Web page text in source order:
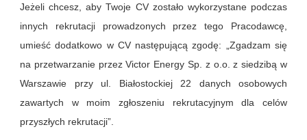
Jeżeli chcesz, aby Twoje CV zostało wykorzystane podczas
innych rekrutacji prowadzonych przez tego Pracodawcę,
umieść dodatkowo w CV następującą zgodę: „Zgadzam się
na przetwarzanie przez Victor Energy Sp. z o.o. z siedzibą w
Warszawie przy ul. Białostockiej 22 danych osobowych
zawartych w moim zgłoszeniu rekrutacyjnym dla celów
przyszłych rekrutacji”.